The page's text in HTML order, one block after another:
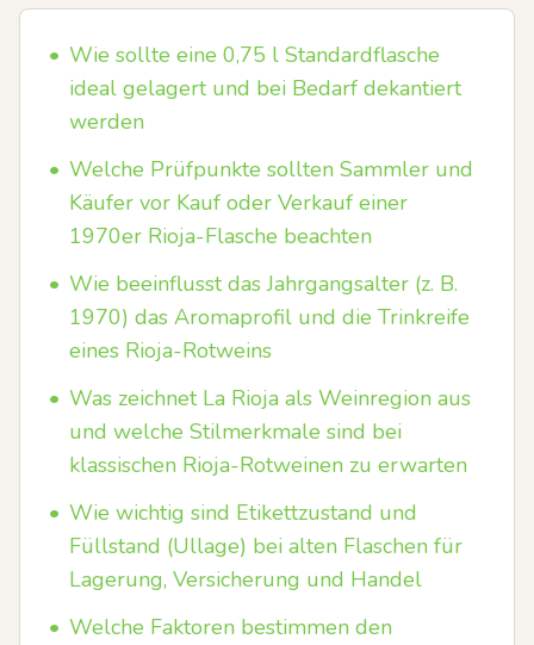
• Wie sollte eine 0,75 l Standardflasche
ideal gelagert und bei Bedarf dekantiert
werden
• Welche Prüfpunkte sollten Sammler und
Käufer vor Kauf oder Verkauf einer
1970er Rioja-Flasche beachten
• Wie beeinflusst das Jahrgangsalter (z. B.
1970) das Aromaprofil und die Trinkreife
eines Rioja-Rotweins
• Was zeichnet La Rioja als Weinregion aus
und welche Stilmerkmale sind bei
klassischen Rioja-Rotweinen zu erwarten
• Wie wichtig sind Etikettzustand und
Füllstand (Ullage) bei alten Flaschen für
Lagerung, Versicherung und Handel
• Welche Faktoren bestimmen den